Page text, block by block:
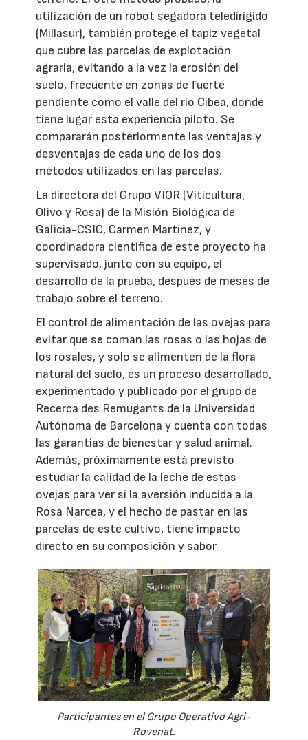
utilización de un robot segadora teledirigido
(Millasur), también protege el tapiz vegetal
que cubre las parcelas de explotación
agraria, evitando a la vez la erosión del
suelo, frecuente en zonas de fuerte
pendiente como el valle del río Cibea, donde
tiene lugar esta experiencia piloto. Se
compararán posteriormente las ventajas y
desventajas de cada uno de los dos
métodos utilizados en las parcelas.
La directora del Grupo VIOR (Viticultura,
Olivo y Rosa) de la Misión Biológica de
Galicia-CSIC, Carmen Martínez, y
coordinadora científica de este proyecto ha
supervisado, junto con su equipo, el
desarrollo de la prueba, después de meses de
trabajo sobre el terreno.
El control de alimentación de las ovejas para
evitar que se coman las rosas o las hojas de
los rosales, y solo se alimenten de la flora
natural del suelo, es un proceso desarrollado,
experimentado y publicado por el grupo de
Recerca des Remugants de la Universidad
Autónoma de Barcelona y cuenta con todas
las garantías de bienestar y salud animal.
Además, próximamente está previsto
estudiar la calidad de la leche de estas
ovejas para ver si la aversión inducida a la
Rosa Narcea, y el hecho de pastar en las
parcelas de este cultivo, tiene impacto
directo en su composición y sabor.
Participantes en el Grupo Operativo Agri-
Rovenat.